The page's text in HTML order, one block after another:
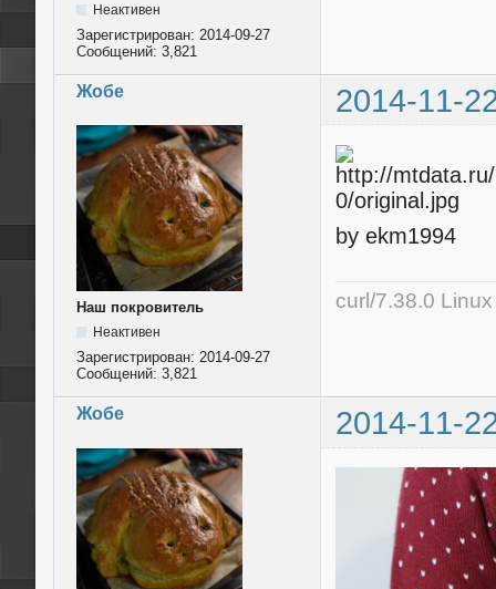
Неактивен
Зарегистрирован: 2014-09-27
Сообщений: 3,821
Жобе 2014-11-
Наш покровитель
Неактивен
Зарегистрирован: 2014-09-27
Сообщений: 3,821
by ekm1994
curl/7.38.0
Жобе 2014-11-